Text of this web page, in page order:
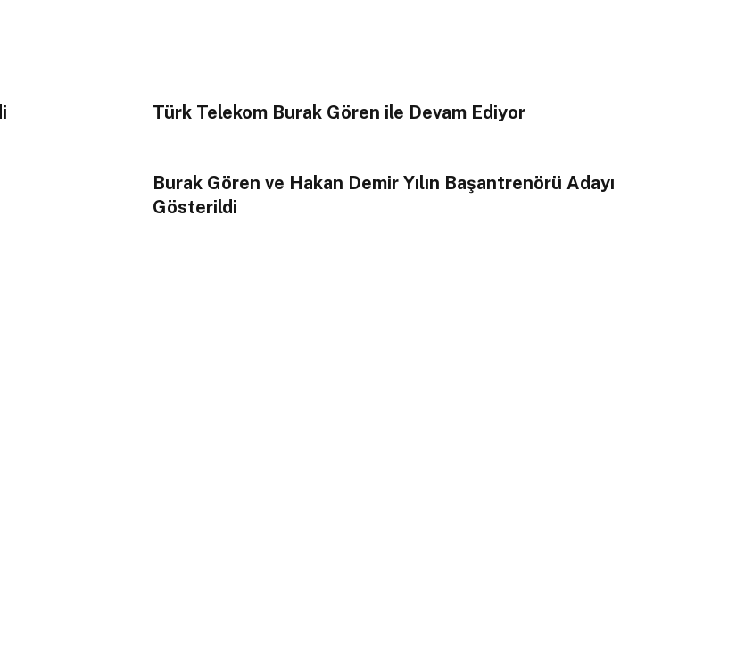
Türk Telekom Burak Gören ile Devam Ediyor
Burak Gören ve Hakan Demir Yılın Başantrenörü Adayı
Gösterildi